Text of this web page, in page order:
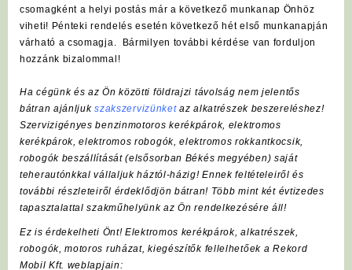
csomagként a helyi postás már a következő munkanap Önhöz
viheti! Pénteki rendelés esetén következő hét első munkanapján
várható a csomagja. Bármilyen további kérdése van forduljon
hozzánk bizalommal!
Ha cégünk és az Ön közötti földrajzi távolság nem jelentős
bátran ajánljukszakszervizünket az alkatrészek beszereléshez!
Szervizigényes benzinmotoros kerékpárok, elektromos
kerékpárok, elektromos robogók, elektromos rokkantkocsik,
robogók beszállítását (elsősorban Békés megyében) saját
teherautónkkal vállaljuk háztól-házig! Ennek feltételeiről és
további részleteiről érdeklődjön bátran! Több mint két évtizedes
tapasztalattal szakműhelyünk az Ön rendelkezésére áll!
Ez is érdekelheti Önt! Elektromos kerékpárok, alkatrészek,
robogók, motoros ruházat, kiegészítők fellelhetőek a Rekord
Mobil Kft. weblapjain: